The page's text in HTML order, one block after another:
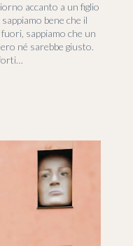
accanto a un figlio
bene che il
sappiamo che un
né sarebbe giusto.